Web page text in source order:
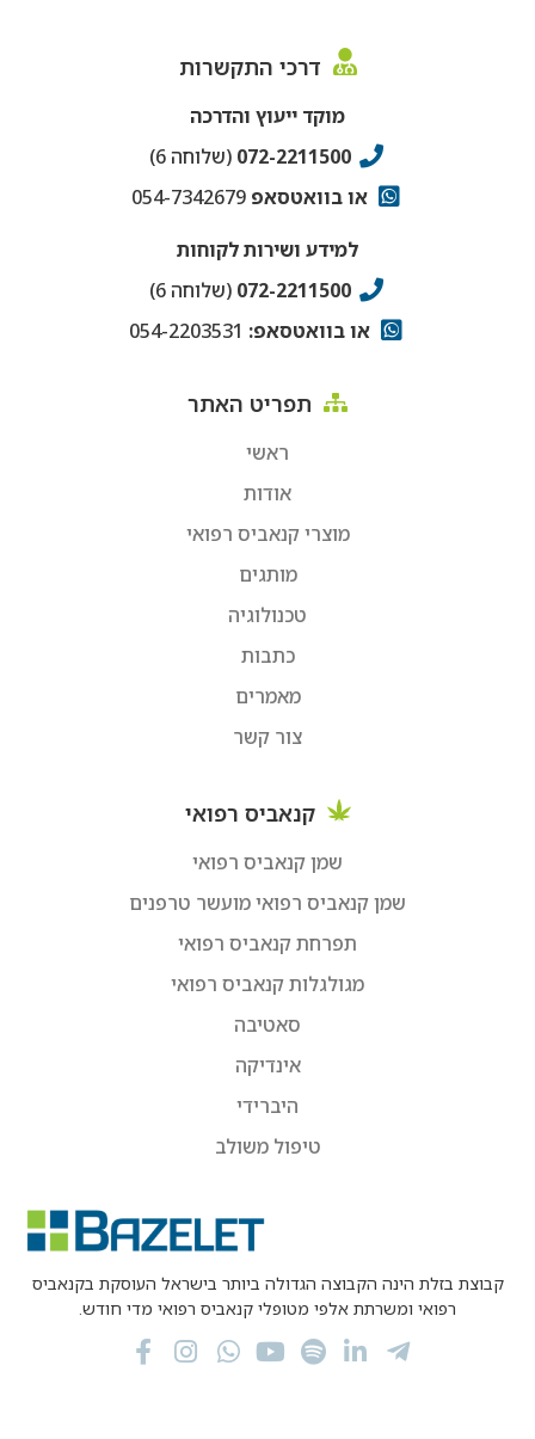
דרכי התקשרות
מוקד ייעוץ והדרכה
072-2211500 (שלוחה 6)
או בוואטסאפ 054-7342679
למידע ושירות לקוחות
072-2211500 (שלוחה 6)
או בוואטסאפ:
תפריט האתר
ראשי
אודות
מוצרי קנאביס רפואי
מותגים
טכנולוגיה
כתבות
מאמרים
צור קשר
קנאביס רפואי
שמן קנאביס רפואי
שמן קנאביס רפואי מועשר טרפנים
תפרחת קנאביס רפואי
מגולגלות קנאביס רפואי
סאטיבה
אינדיקה
היברידי
טיפול משולב
קבוצת בזלת הינה הקבוצה הגדולה ביותר בישראל העוסקת בקנאביס
רפואי ומשרתת אלפי מטופלי קנאביס רפואי מדי חודש.